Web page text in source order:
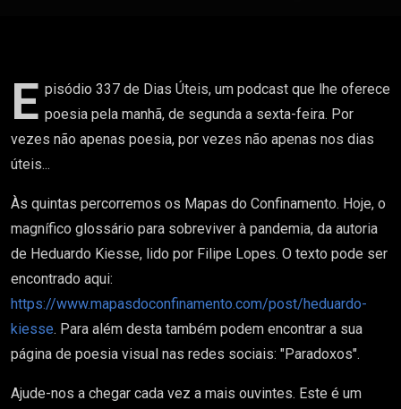
lido por
Filipe
Lopes
E pisódio 337 de Dias Úteis, um podcast que lhe oferece
poesia pela manhã, de segunda a sexta-feira. Por
vezes não apenas poesia, por vezes não apenas nos dias
úteis...
Às quintas percorremos os Mapas do Confinamento. Hoje, o
magnífico glossário para sobreviver à pandemia, da autoria
de Heduardo Kiesse, lido por Filipe Lopes. O texto pode ser
encontrado aqui:
https://www.mapasdoconfinamento.com/post/heduardo-
kiesse. Para além desta também podem encontrar a sua
página de poesia visual nas redes sociais: "Paradoxos".
Ajude-nos a chegar cada vez a mais ouvintes. Este é um